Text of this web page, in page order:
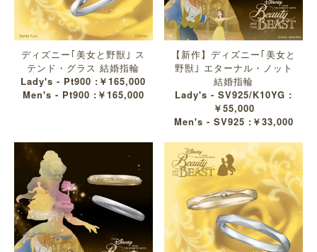
ディズニー｢美女と野獣｣ ス
テンド・グラス 結婚指輪
Lady's - Pt900 :￥165,000
Men's - Pt900 :￥165,000
【新作】ディズニー｢美女と
野獣｣ エターナル・ノット
結婚指輪
Lady's - SV925/K10YG :
￥55,000
Men's - SV925 :￥33,000